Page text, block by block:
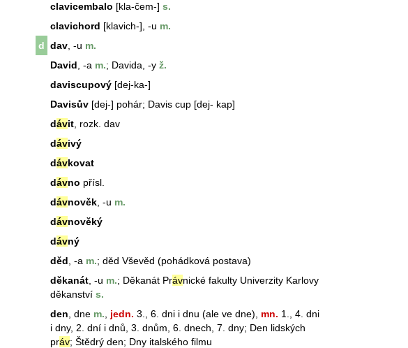
clavicembalo [kla-čem-] s.
clavichord [klavich-], -u m.
d dav , -u m.
David , -a m.; Davida, -y ž.
daviscupový [dej-ka-]
Davisův [dej-] pohár; Davis cup [dej- kap]
dávit , rozk. dav
dávivý
dávkovat
dávno přísl.
dávnověk , -u m.
dávnověký
dávný
děd , -a m.; děd Vševěd (pohádková postava)
děkanát , -u m.; Děkanát Právnické fakulty Univerzity Karlovy
děkanství s.
den , dne m. jedn. 3., 6. dni i dnu (ale ve dne), mn. 1., 4. dni
i dny, 2. dní i dnů, 3. dnům, 6. dnech, 7. dny; Den lidských
práv; Štědrý den; Dny italského filmu